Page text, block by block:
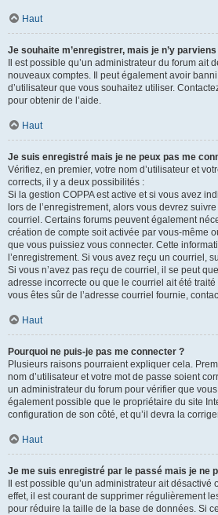
Haut
Je souhaite m’enregistrer, mais je n’y parviens
Il est possible qu’un administrateur du forum ait
nouveaux comptes. Il peut également avoir
d’utilisateur que vous souhaitez utiliser.
pour obtenir de l’aide.
Haut
Je suis enregistré mais je ne peux pas me
Vérifiez, en premier, votre nom d’utilisateur et
corrects, il y a deux possibilités :
Si la gestion COPPA est active et si vous avez
lors de l’enregistrement, alors vous devrez
courriel. Certains forums peuvent également
création de compte soit activée par vous-même
que vous puissiez vous connecter. Cette
l’enregistrement. Si vous avez reçu un courriel,
Si vous n’avez pas reçu de courriel, il se peut
adresse incorrecte ou que le courriel ait été
vous êtes sûr de l’adresse courriel fournie,
Haut
Pourquoi ne puis-je pas me connecter ?
Plusieurs raisons pourraient expliquer cela.
nom d’utilisateur et votre mot de passe soient
un administrateur du forum pour vérifier que
également possible que le propriétaire du site
configuration de son côté, et qu’il devra la
Haut
Je me suis enregistré par le passé mais je ne
Il est possible qu’un administrateur ait
effet, il est courant de supprimer régulièrement
pour réduire la taille de la base de données. Si